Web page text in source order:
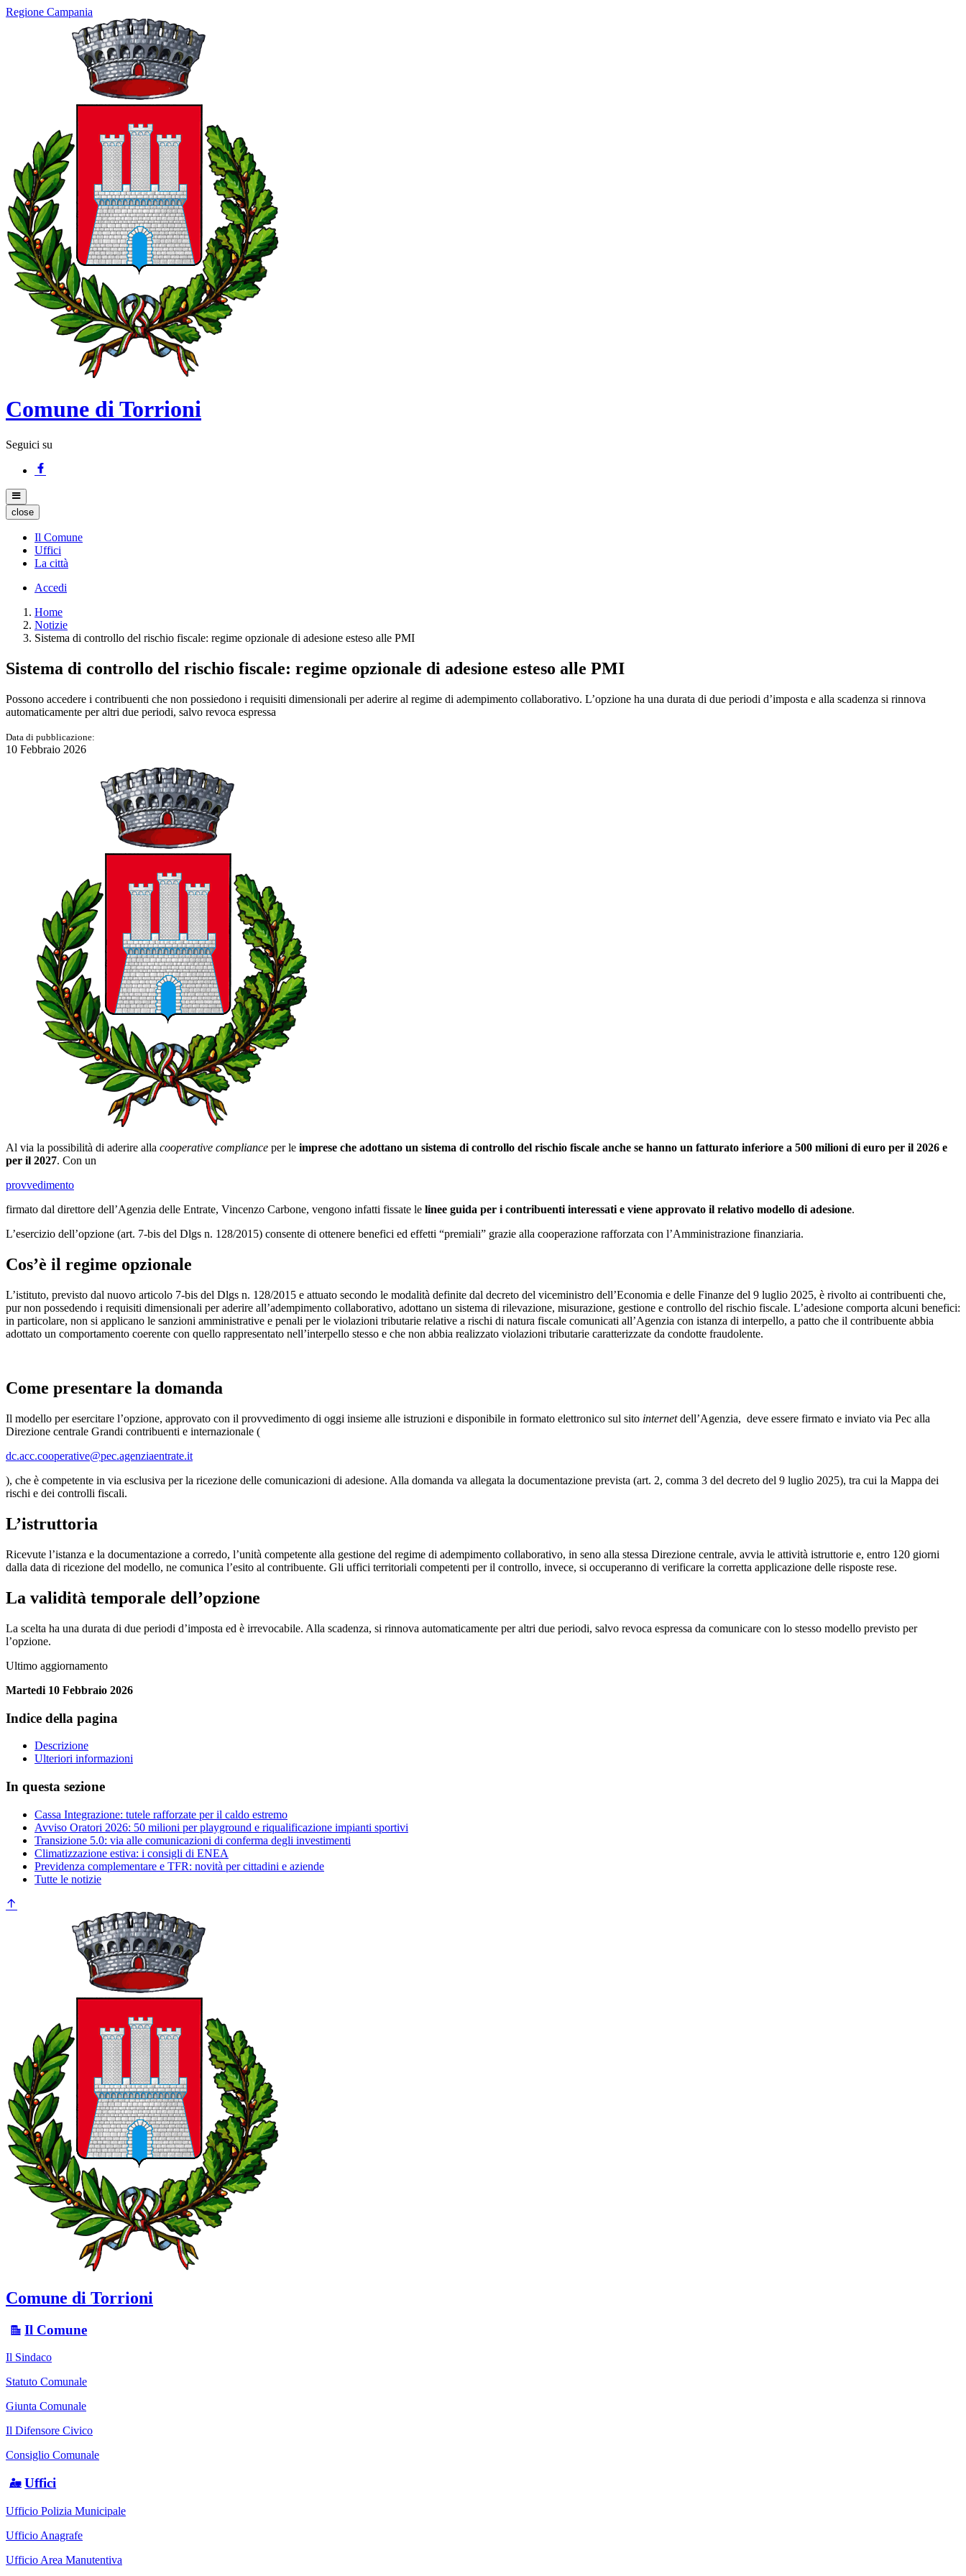
Regione Campania
Comune di Torrioni
Seguici su
close
Il Comune
Uffici
La città
Accedi
Home
Notizie
Sistema di controllo del rischio fiscale: regime opzionale di adesione esteso alle PMI
Sistema di controllo del rischio fiscale: regime opzionale di adesione esteso alle PMI
Possono accedere i contribuenti che non possiedono i requisiti dimensionali per aderire al regime di adempimento collaborativo. L’opzione ha una durata di due periodi d’imposta e alla scadenza si rinnova
automaticamente per altri due periodi, salvo revoca espressa
Data di pubblicazione:
10 Febbraio 2026
Al via la possibilità di aderire alla cooperative compliance per le imprese che adottano un sistema di controllo del rischio fiscale anche se hanno un fatturato inferiore a 500 milioni di euro per il 2026 e
per il 2027. Con un
provvedimento
firmato dal direttore dell’Agenzia delle Entrate, Vincenzo Carbone, vengono infatti fissate le linee guida per i contribuenti interessati e viene approvato il relativo modello di adesione.
L’esercizio dell’opzione (art. 7-bis del Dlgs n. 128/2015) consente di ottenere benefici ed effetti “premiali” grazie alla cooperazione rafforzata con l’Amministrazione finanziaria.
Cos’è il regime opzionale
L’istituto, previsto dal nuovo articolo 7-bis del Dlgs n. 128/2015 e attuato secondo le modalità definite dal decreto del viceministro dell’Economia e delle Finanze del 9 luglio 2025, è rivolto ai contribuenti che,
pur non possedendo i requisiti dimensionali per aderire all’adempimento collaborativo, adottano un sistema di rilevazione, misurazione, gestione e controllo del rischio fiscale. L’adesione comporta alcuni benefici:
in particolare, non si applicano le sanzioni amministrative e penali per le violazioni tributarie relative a rischi di natura fiscale comunicati all’Agenzia con istanza di interpello, a patto che il contribuente abbia
adottato un comportamento coerente con quello rappresentato nell’interpello stesso e che non abbia realizzato violazioni tributarie caratterizzate da condotte fraudolente.
Come presentare la domanda
Il modello per esercitare l’opzione, approvato con il provvedimento di oggi insieme alle istruzioni e disponibile in formato elettronico sul sito internetdell’Agenzia, deve essere firmato e inviato via Pec alla
Direzione centrale Grandi contribuenti e internazionale (
dc.acc.cooperative@pec.agenziaentrate.it
), che è competente in via esclusiva per la ricezione delle comunicazioni di adesione. Alla domanda va allegata la documentazione prevista (art. 2, comma 3 del decreto del 9 luglio 2025), tra cui la Mappa dei
rischi e dei controlli fiscali.
L’istruttoria
Ricevute l’istanza e la documentazione a corredo, l’unità competente alla gestione del regime di adempimento collaborativo, in seno alla stessa Direzione centrale, avvia le attività istruttorie e, entro 120 giorni
dalla data di ricezione del modello, ne comunica l’esito al contribuente. Gli uffici territoriali competenti per il controllo, invece, si occuperanno di verificare la corretta applicazione delle risposte rese.
La validità temporale dell’opzione
La scelta ha una durata di due periodi d’imposta ed è irrevocabile. Alla scadenza, si rinnova automaticamente per altri due periodi, salvo revoca espressa da comunicare con lo stesso modello previsto per
l’opzione.
Ultimo aggiornamento
Martedi 10 Febbraio 2026
Indice della pagina
Descrizione
Ulteriori informazioni
In questa sezione
Cassa Integrazione: tutele rafforzate per il caldo estremo
Avviso Oratori 2026: 50 milioni per playground e riqualificazione impianti sportivi
Transizione 5.0: via alle comunicazioni di conferma degli investimenti
Climatizzazione estiva: i consigli di ENEA
Previdenza complementare e TFR: novità per cittadini e aziende
Tutte le notizie
Comune di Torrioni
Il Comune
Il Sindaco
Statuto Comunale
Giunta Comunale
Il Difensore Civico
Consiglio Comunale
Uffici
Ufficio Polizia Municipale
Ufficio Anagrafe
Ufficio Area Manutentiva